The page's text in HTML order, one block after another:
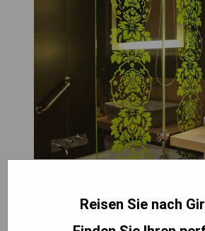
Reisen Sie nach